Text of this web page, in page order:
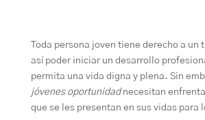
Toda persona joven tiene derecho a un
así poder iniciar un desarrollo
permita una vida digna y plena. Sin
jóvenes oportunidadnecesitan
que se les presentan en sus vidas para